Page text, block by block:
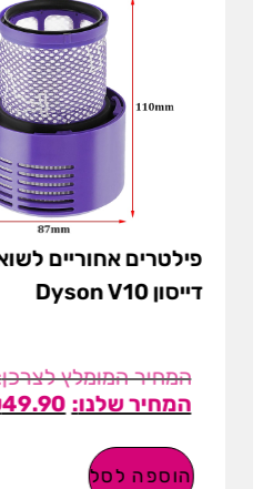
פילטרים אחוריים
דייסון Dyson V10
49.90
הוספה לסל